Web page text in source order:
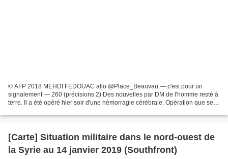
© AFP 2018 MEHDI FEDOUAC allo @Place_Beauvau — c'est pour un
signalement — 260 (précisions 2) Des nouvelles par DM de l'homme resté à
terre. Il a été opéré hier soir d'une hémorragie cérébrale. Opération que se
[Carte] Situation militaire dans le nord-ouest de
la Syrie au 14 janvier 2019 (Southfront)